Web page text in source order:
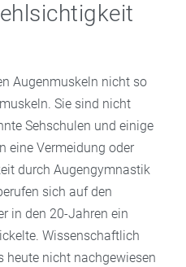
Augenmuskeln nicht so
Sie sind nicht
Sehschulen und einige
eine Vermeidung oder
durch Augengymnastik
sich auf den
in den 20-Jahren ein
Wissenschaftlich
heute nicht nachgewiesen